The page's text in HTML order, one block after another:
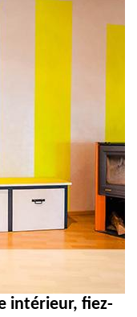
intérieur, fiez-